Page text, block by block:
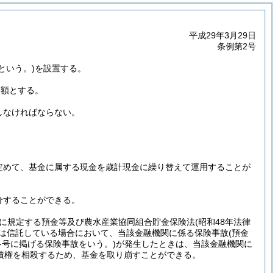
平成29年3月29日
条例第2号
いう。)を設置する。
とする。
ければならない。
て、基金に属する現金を歳計現金に繰り替えて運用することが
ることができる。
規定する預金等及び農水産業協同組合貯金保険法(昭和48年法律
信託している場合において、当該金融機関に係る保険事故(預金
に掲げる保険事故をいう。)が発生したときは、当該金融機関に
を相殺するため、基金を取り崩すことができる。